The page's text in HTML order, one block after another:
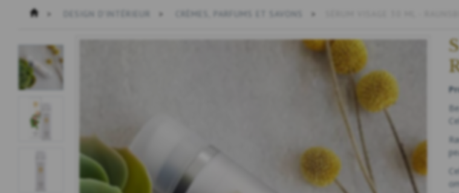
CRÈMES, PARFUMS ET SAVONS